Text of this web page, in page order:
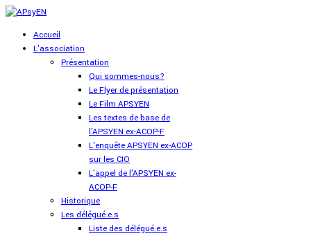
Accueil
L'association
Présentation
Qui sommes-nous?
Le Flyer de présentation
Le Film APSYEN
Les textes de base de
l'APSYEN ex-ACOP-F
L'enquête APSYEN ex-ACOP
sur les CIO
L'appel de l'APSYEN ex-
ACOP-F
Historique
Les délégué.e.s
Liste des délégué.e.s